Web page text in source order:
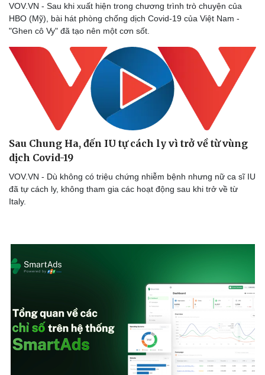
Sức khỏe
Nhà đẹp
VOV.VN - Sau khi xuất hiện trong chương trình trò chuyện của
HBO (Mỹ), bài hát phòng chống dịch Covid-19 của Việt Nam -
"Ghen cô Vy" đã tạo nên một cơn sốt.
Sau Chung Ha, đến IU tự cách ly vì trở về từ vùng
dịch Covid-19
VOV.VN - Dù không có triệu chứng nhiễm bệnh nhưng nữ ca sĩ IU
đã tự cách ly, không tham gia các hoạt động sau khi trở về từ
Italy.